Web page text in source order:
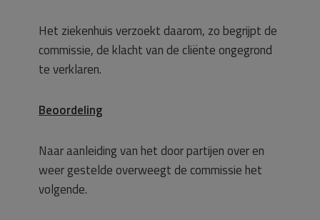
Het ziekenhuis verzoekt daarom, zo begrijpt de
commissie, de klacht van de cliënte ongegrond
te verklaren.
Beoordeling
Naar aanleiding van het door partijen over en
weer gestelde overweegt de commissie het
volgende.